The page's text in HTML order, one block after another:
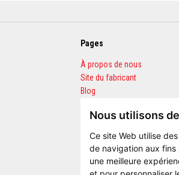
Nous utilisons
Ce site Web utilise
de navigation aux fins
une meilleure
Pages
À propos de nous
Site du fabricant
Blog
Calculateur de quantités